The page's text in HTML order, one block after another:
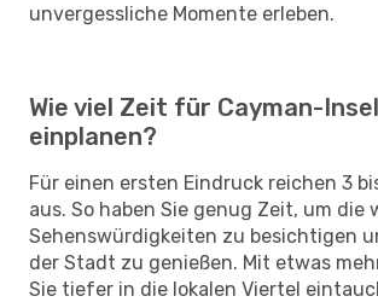
unvergessliche Momente erleben.
Wie viel Zeit für Cayman-Insel
einplanen?
Für einen ersten Eindruck reichen 3
aus. So haben Sie genug Zeit, um die
Sehenswürdigkeiten zu besichtigen
der Stadt zu genießen. Mit etwas
Sie tiefer in die lokalen Viertel